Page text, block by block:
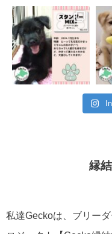
縁
私達Geckoは、ブリー